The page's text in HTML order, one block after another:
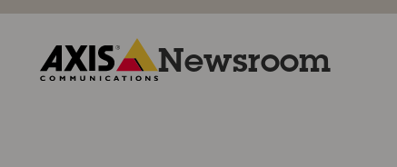
Přeskočit
obsahu
Newsroom